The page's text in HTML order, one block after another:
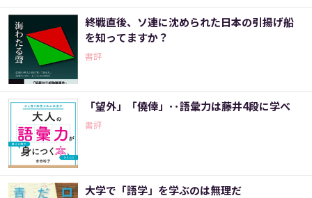
終戦直後、ソ連に沈められた日本の引揚げ船
を知ってますか？
書評
「望外」「僥倖」･･語彙力は藤井4段に学べ
書評
大学で「語学」を学ぶのは無理だ